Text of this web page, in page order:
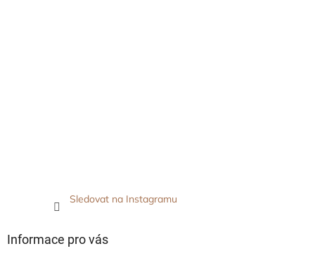
Sledovat na Instagramu
Informace pro vás